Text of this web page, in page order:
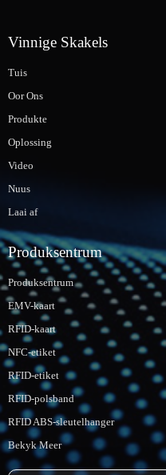
Vinnige Skakels
Tuis
Oor Ons
Produkte
Oplossing
Video
Nuus
Laai af
Produksentrum
Produksentrum
EMV-kaart
RFID-kaart
NFC-etiket
RFID-etiket
RFID-polsband
RFID ABS-sleutelhanger
Bekyk Meer